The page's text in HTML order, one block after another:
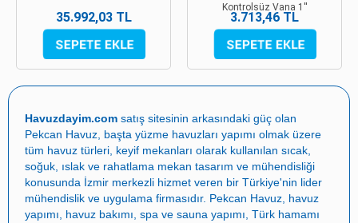
35.992,03 TL
Kontrolsüz Vana 1''
3.713,46 TL
Havuzdayim.com satış sitesinin arkasındaki güç olan
Pekcan Havuz , başta yüzme havuzları yapımı olmak üzere
tüm havuz türleri, keyif mekanları olarak kullanılan sıcak,
soğuk, ıslak ve rahatlama mekan tasarım ve mühendisliği
konusunda İzmir merkezli hizmet veren bir Türkiye'nin lider
mühendislik ve uygulama firmasıdır. Pekcan Havuz havuz
yapımı
havuz bakımı spa ve sauna yapımı Türk hamamı